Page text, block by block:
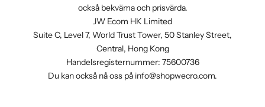
också bekväma och prisvärda.
JW Ecom HK Limited
Suite C, Level 7, World Trust Tower, 50 Stanley Street,
Central, Hong Kong
Handelsregisternummer: 75600736
Du kan också nå oss på info@shopwecro.com.